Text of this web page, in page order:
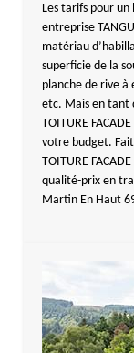
Les tarifs pour
entreprise
matériau
superficie de la
planche de rive
etc. Mais en tant
TOITURE
votre budget.
TOITURE
qualité-prix en
Martin En Haut